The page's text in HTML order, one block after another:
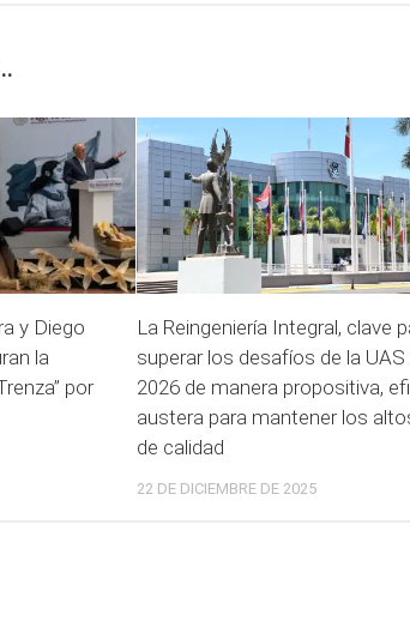
y Diego
la
por
La Reingeniería Integral, clave
superar los desafíos de la
2026 de manera propositiva,
austera para mantener los
de calidad
22 DE DICIEMBRE DE 2025